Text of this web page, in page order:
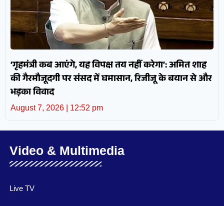
‘गृहमंत्री कब आएंगे, यह विपक्ष तय नहीं करेगा’: अमित शाह
की गैरमौजूदगी पर संसद में घमासान, रिजीजू के बयान से और
भड़का विवाद
August 7, 2026 12:52 pm
Video & Multimedia
Live TV